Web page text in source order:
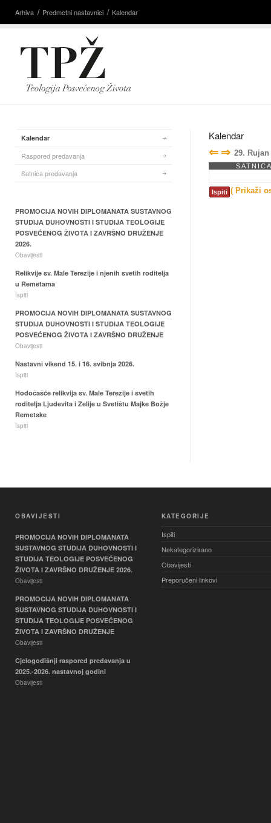
Arhiva Predmetni nastavnici Kalendar
Kalendar
⇐ ⇒ 29. Rujan
Ispiti ( Prikaži
Kalendar
Raspored predavanja
Satnica predavanja
PROMOCIJA NOVIH DIPLOMANATA SUSTAVNOG
STUDIJA DUHOVNOSTI I STUDIJA TEOLOGIJE
POSVEĆENOG ŽIVOTA I ZAVRŠNO DRUŽENJE
2026.
Obavijesti
Relikvije sv. Male Terezije i njenih svetih roditelja
u Remetama
Ispiti
PROMOCIJA NOVIH DIPLOMANATA SUSTAVNOG
STUDIJA DUHOVNOSTI I STUDIJA TEOLOGIJE
POSVEĆENOG ŽIVOTA I ZAVRŠNO DRUŽENJE
Obavijesti
Nastavni vikend 15. i 16. svibnja 2026.
Ispiti
Hodočašće relikvija sv. Male Terezije i svetih
roditelja Ljudevita i Zelije u Svetištu Majke Božje
Remetske
Ispiti
OBAVIJESTI
PROMOCIJA NOVIH DIPLOMANATA
SUSTAVNOG STUDIJA DUHOVNOSTI I
STUDIJA TEOLOGIJE POSVEĆENOG
ŽIVOTA I ZAVRŠNO DRUŽENJE 2026.
Obavijesti
PROMOCIJA NOVIH DIPLOMANATA
SUSTAVNOG STUDIJA DUHOVNOSTI I
STUDIJA TEOLOGIJE POSVEĆENOG
ŽIVOTA I ZAVRŠNO DRUŽENJE
Obavijesti
Cjelogodišnji raspored predavanja u
2025.-2026. nastavnoj godini
Obavijesti
KATEGORIJE
Ispiti
Nekategorizirano
Obavijesti
Preporučeni linkovi